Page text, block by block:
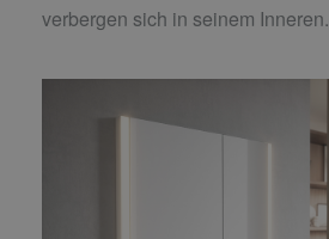
verbergen sich in seinem Inneren.